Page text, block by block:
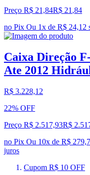
Preço R$ 21,84R$ 21 ,84
no Pix Ou 1x de R$ 24,12
Caixa Direção
Ate 2012
R$ 3.228,12
22% OFF
Preço R$ 2.517,93R$
no Pix Ou 10x de R$
juros
Cupom R$ 10 OFF